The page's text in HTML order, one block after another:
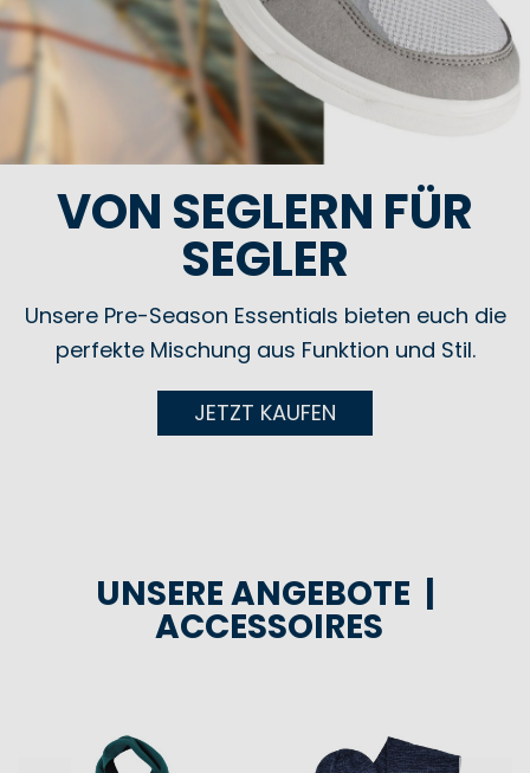
VON SEGLERN FÜR
SEGLER
Unsere Pre-Season Essentials bieten euch die
perfekte Mischung aus Funktion und Stil.
JETZT KAUFEN
UNSERE ANGEBOTE |
ACCESSOIRES